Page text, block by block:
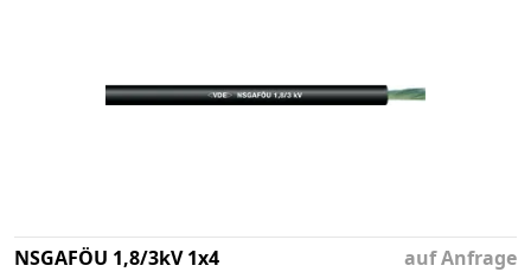
NSGAFÖU 1,8/3kV 1x4 auf Anfrage